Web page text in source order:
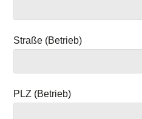
Straße (Betrieb)
PLZ (Betrieb)